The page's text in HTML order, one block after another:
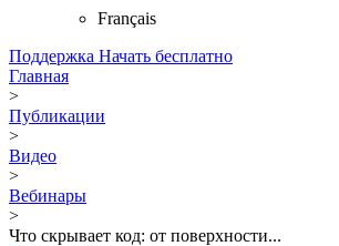
Français
Поддержка Начать бесплатно
Главная
>
Публикации
>
Видео
>
Вебинары
>
Что скрывает код: от поверхности...